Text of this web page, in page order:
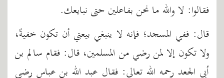
فقالوا: لا والله ما نحن بفاعلين حتى نبايعك.
قال: ففي المسجد؛ فإنه لا ينبغي بيعتي أن تكون خفيةً،
ولا تكون إلا لمن رضي من المسلمين، قال: فقام سالم بن
أبي الجعد رحمه الله تعالى: فقال عبد الله بن عباس رضي